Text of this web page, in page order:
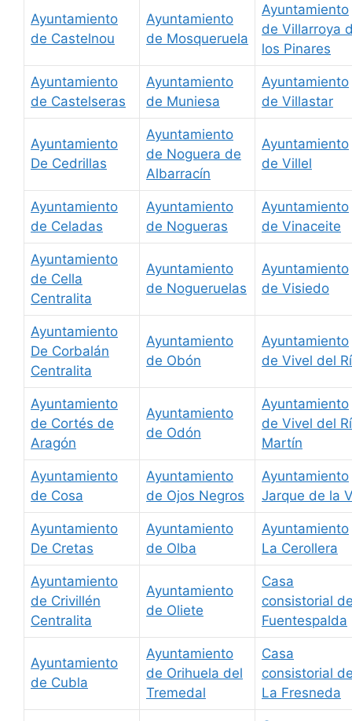
Ayuntamiento
de Castelnou
Ayuntamiento
de Mosqueruela
Ayuntamiento
de Villarroya
los Pinares
Ayuntamiento
de Castelseras
Ayuntamiento
de Muniesa
Ayuntamiento
de Villastar
Ayuntamiento
De Cedrillas
Ayuntamiento
de Noguera de
Albarracín
Ayuntamiento
de Villel
Ayuntamiento
de Celadas
Ayuntamiento
de Nogueras
Ayuntamiento
de Vinaceite
Ayuntamiento
de Cella
Centralita
Ayuntamiento
de Nogueruelas
Ayuntamiento
de Visiedo
Ayuntamiento
De Corbalán
Centralita
Ayuntamiento
de Obón
Ayuntamiento
de Vivel del
Ayuntamiento
de Cortés de
Aragón
Ayuntamiento
de Odón
Ayuntamiento
de Vivel del
Martín
Ayuntamiento
de Cosa
Ayuntamiento
de Ojos Negros
Ayuntamiento
Jarque de la
Ayuntamiento
De Cretas
Ayuntamiento
de Olba
Ayuntamiento
La Cerollera
Ayuntamiento
de Crivillén
Centralita
Ayuntamiento
de Oliete
Casa
consistorial
Fuentespalda
Ayuntamiento
de Cubla
Ayuntamiento
de Orihuela del
Tremedal
Casa
consistorial
La Fresneda